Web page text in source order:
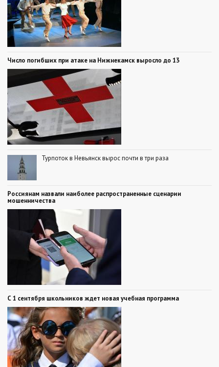
Число погибших при атаке на Нижнекамск выросло до 13
Турпоток в Невьянск вырос почти в три раза
Россиянам назвали наиболее распространенные сценарии
мошенничества
С 1 сентября школьников ждет новая учебная программа